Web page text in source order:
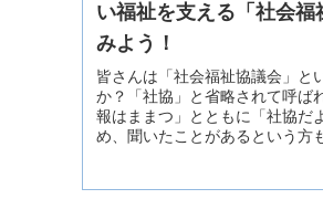
い福祉を支える「社会福
みよう！
皆さんは「社会福祉協議会」と
か？「社協」と省略されて呼ば
報はままつ」とともに「社協だ
め、聞いたことがあるという方